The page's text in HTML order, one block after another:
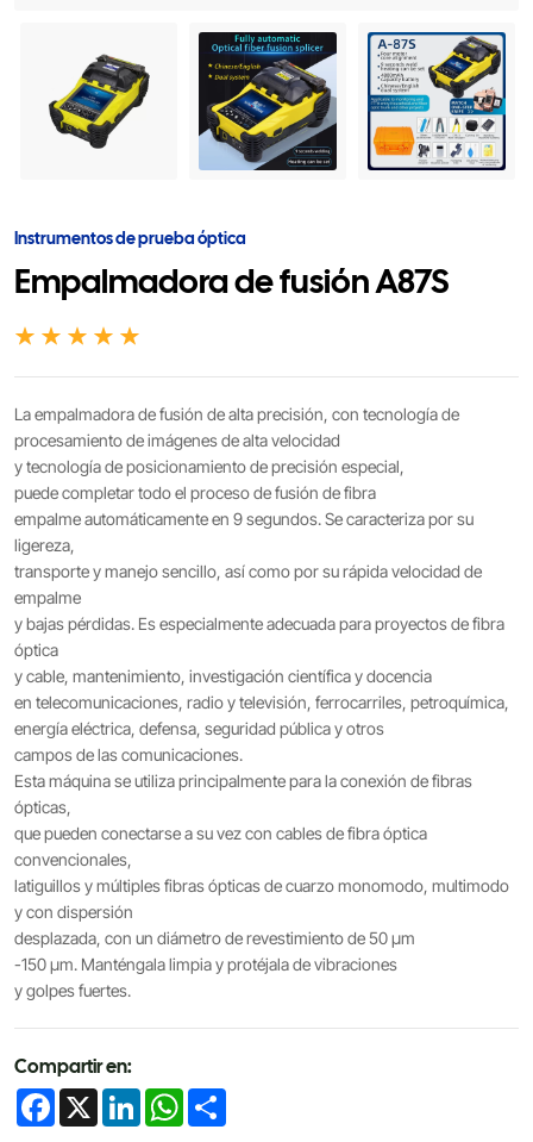
Instrumentos de prueba óptica
Empalmadora de fusión A87S
La empalmadora de fusión de alta precisión, con tecnología de
procesamiento de imágenes de alta velocidad
y tecnología de posicionamiento de precisión especial,
puede completar todo el proceso de fusión de fibra
empalme automáticamente en 9 segundos. Se caracteriza por su
ligereza,
transporte y manejo sencillo, así como por su rápida velocidad de
empalme
y bajas pérdidas. Es especialmente adecuada para proyectos de fibra
óptica
y cable, mantenimiento, investigación científica y docencia
en telecomunicaciones, radio y televisión, ferrocarriles, petroquímica,
energía eléctrica, defensa, seguridad pública y otros
campos de las comunicaciones.
Esta máquina se utiliza principalmente para la conexión de fibras
ópticas,
que pueden conectarse a su vez con cables de fibra óptica
convencionales,
latiguillos y múltiples fibras ópticas de cuarzo monomodo, multimodo
y con dispersión
desplazada, con un diámetro de revestimiento de 50 μm
-150 μm. Manténgala limpia y protéjala de vibraciones
y golpes fuertes.
Compartir en:
Facebook
X LinkedInWhatsApp